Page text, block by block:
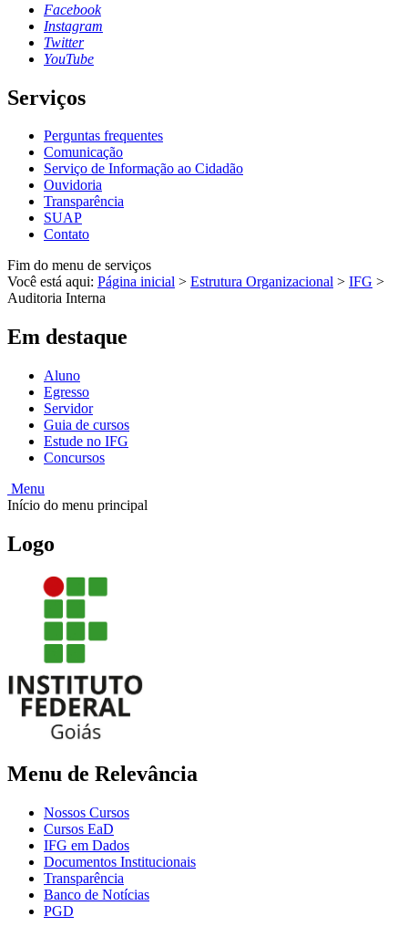
Facebook
Instagram
Twitter
YouTube
Serviços
Perguntas frequentes
Comunicação
Serviço de Informação ao Cidadão
Ouvidoria
Transparência
SUAP
Contato
Fim do menu de serviços
Você está aqui: Página inicial > Estrutura Organizacional > IFG >
Auditoria Interna
Em destaque
Aluno
Egresso
Servidor
Guia de cursos
Estude no IFG
Concursos
Menu
Início do menu principal
Logo
Menu de Relevância
Nossos Cursos
Cursos EaD
IFG em Dados
Documentos Institucionais
Transparência
Banco de Notícias
PGD